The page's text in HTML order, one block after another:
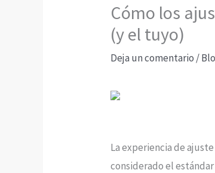
Cómo los
(y el tuyo)
Deja un comentario /
La experiencia de
considerado el